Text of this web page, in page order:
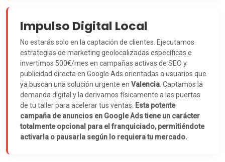
Impulso Digital Local
No estarás solo en la captación de clientes. Ejecutamos
estrategias de marketing geolocalizadas específicas e
invertimos 500€/mes en campañas activas de SEO y
publicidad directa en Google Ads orientadas a usuarios que
ya buscan una solución urgente en Valencia . Captamos la
demanda digital y la derivamos físicamente a las puertas
de tu taller para acelerar tus ventas.
Esta potente
campaña de anuncios en Google Ads tiene un carácter
totalmente opcional para el franquiciado, permitiéndote
activarla o pausarla según lo requiera tu mercado.